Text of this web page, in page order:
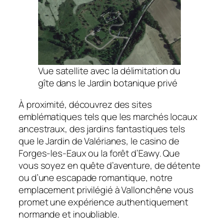
Vue satellite avec la délimitation du
gîte dans le Jardin botanique privé
À proximité, découvrez des sites
emblématiques tels que les marchés locaux
ancestraux, des jardins fantastiques tels
que le Jardin de Valérianes, le casino de
Forges-les-Eaux ou la forêt d’Eawy. Que
vous soyez en quête d’aventure, de détente
ou d’une escapade romantique, notre
emplacement privilégié à Vallonchêne vous
promet une expérience authentiquement
normande et inoubliable.